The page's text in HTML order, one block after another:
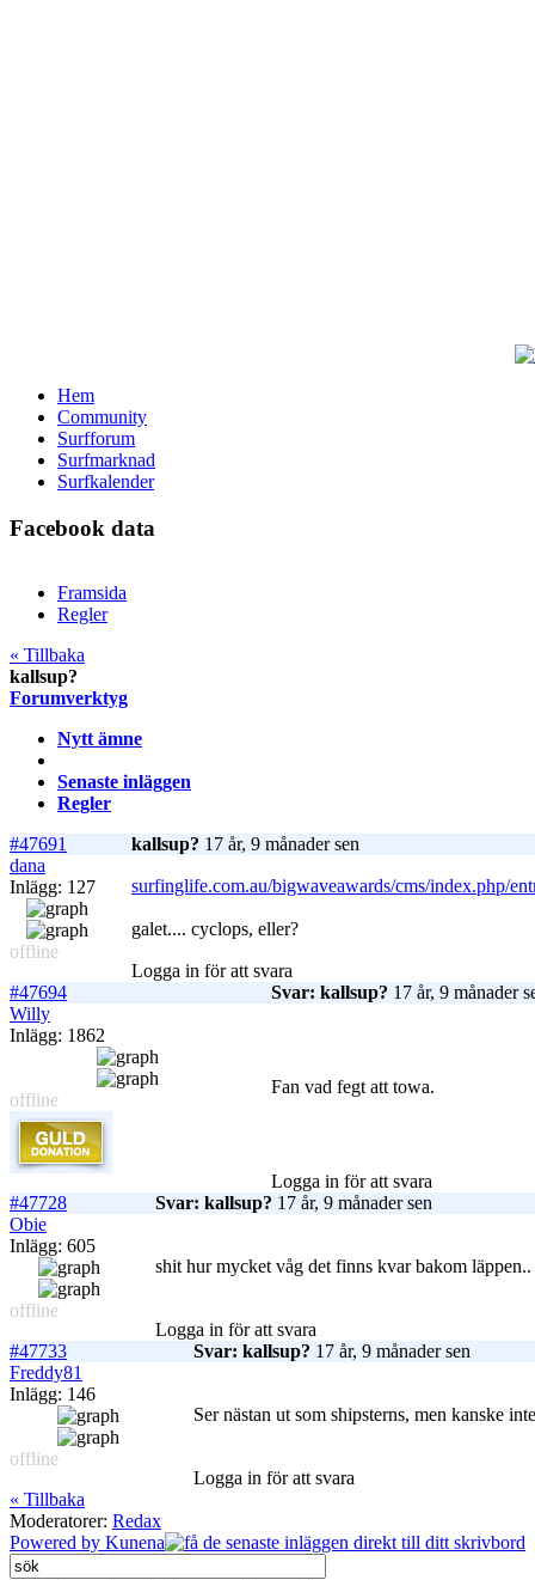
Hem
Community
Surfforum
Surfmarknad
Surfkalender
Facebook data
Framsida
Regler
« Tillbaka
kallsup?
Forumverktyg
Nytt ämne
Senaste inläggen
Regler
#47691
kallsup? 17 år, 9 månader sen
dana
Inlägg: 127
offline
surfinglife.com.au/bigwaveawards/cms/index.php/
galet.... cyclops, eller?
Logga in för att svara
#47694
Svar: kallsup? 17 år, 9 månader
Willy
Inlägg: 1862
offline
Fan vad fegt att towa.
Logga in för att svara
#47728
Svar: kallsup? 17 år, 9 månader sen
Obie
Inlägg: 605
offline
shit hur mycket våg det finns kvar bakom
Logga in för att svara
#47733
Svar: kallsup? 17 år, 9 månader sen
Freddy81
Inlägg: 146
offline
Ser nästan ut som shipsterns, men kanske
Logga in för att svara
« Tillbaka
Moderatorer: Redax
Powered by Kunena